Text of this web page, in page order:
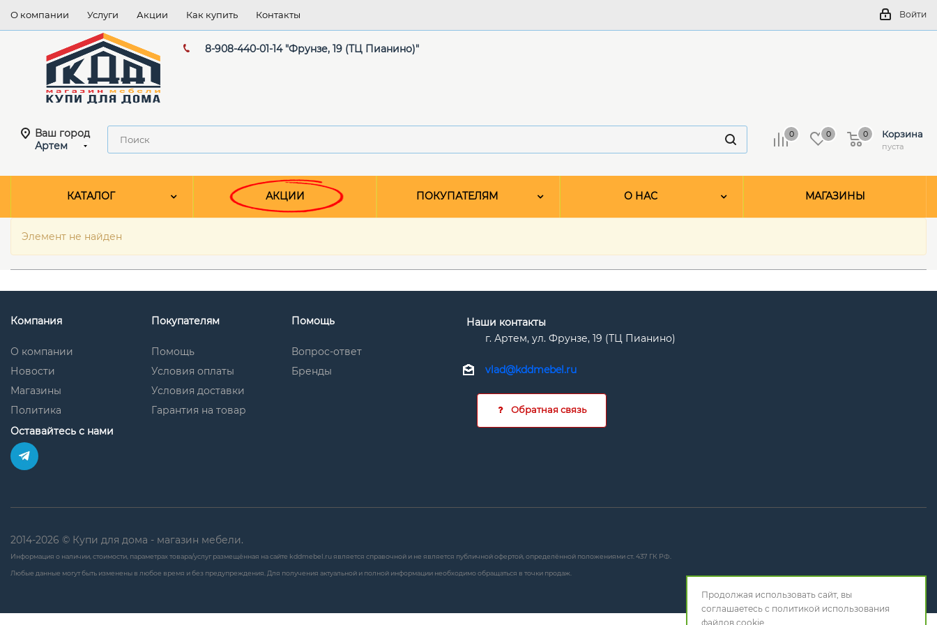
О компании Услуги Акции Как купить Контакты Войти
8-908-440-01-14 "Фрунзе, 19 (ТЦ Пианино)"
Ваш город
Артем
0 0 Корзина
пуста
0
КАТАЛОГ АКЦИИ ПОКУПАТЕЛЯМ О НАС МАГАЗИНЫ
Элемент не найден
Компания
О компании
Новости
Магазины
Политика
Покупателям
Помощь
Условия оплаты
Условия доставки
Гарантия на товар
Помощь
Вопрос-ответ
Бренды
Оставайтесь с нами
Наши контакты
г. Артем, ул. Фрунзе, 19 (ТЦ Пианино)
vlad@kddmebel.ru
Обратная связь
2014-2026 © Купи для дома - магазин мебели.
Информация о наличии, стоимости, параметрах товара/услуг размещённая на сайте kddmebel.ru является справочной и не является публичной офертой, определённой положениями ст. 437 ГК РФ.
Любые данные могут быть изменены в любое время и без предупреждения. Для получения актуальной и полной информации необходимо обращаться в точки продаж.
Продолжая использовать сайт, вы
соглашаетесь с политикой использования
файлов cookie.